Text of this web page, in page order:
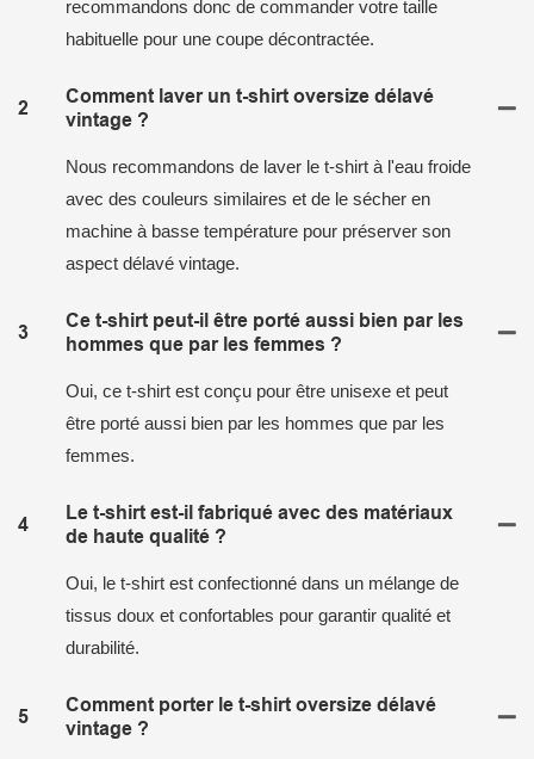
recommandons donc de commander votre taille
habituelle pour une coupe décontractée.
2
Comment laver un t-shirt oversize délavé
vintage ?
Nous recommandons de laver le t-shirt à l'eau froide
avec des couleurs similaires et de le sécher en
machine à basse température pour préserver son
aspect délavé vintage.
3
Ce t-shirt peut-il être porté aussi bien par les
hommes que par les femmes ?
Oui, ce t-shirt est conçu pour être unisexe et peut
être porté aussi bien par les hommes que par les
femmes.
4
Le t-shirt est-il fabriqué avec des matériaux
de haute qualité ?
Oui, le t-shirt est confectionné dans un mélange de
tissus doux et confortables pour garantir qualité et
durabilité.
5
Comment porter le t-shirt oversize délavé
vintage ?